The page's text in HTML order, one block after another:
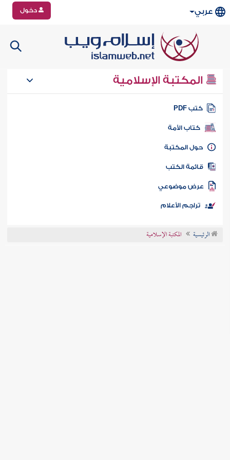
عربي دخول
المكتبة الإسلامية
كتب PDF
كتاب الأمة
المكتبة
الكتب
موضوعي
تراجم الأعلام
الرئيسية المكتبة الإسلامية